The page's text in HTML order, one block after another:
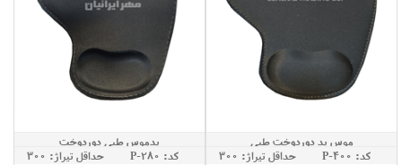
موس پد دوردوخت طبی
کد: P-400
حداقل تيراژ: 300
پدموس طبی دوردوخت
کد: P-280
حداقل تيراژ: 300